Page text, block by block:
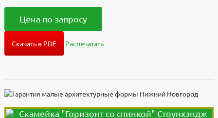
Цена по запросу
Скачать в PDF Распечатать